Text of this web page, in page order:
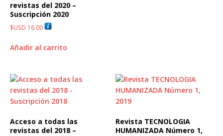
revistas del 2020 –
Suscripción 2020
$USD 16.00
Añadir al carrito
Acceso a todas las
revistas del 2018 –
Revista TECNOLOGIA
HUMANIZADA Número 1,